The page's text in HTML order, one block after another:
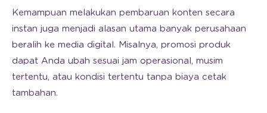
Kemampuan melakukan pembaruan konten secara
instan juga menjadi alasan utama banyak perusahaan
beralih ke media digital. Misalnya, promosi produk
dapat Anda ubah sesuai jam operasional, musim
tertentu, atau kondisi tertentu tanpa biaya cetak
tambahan.